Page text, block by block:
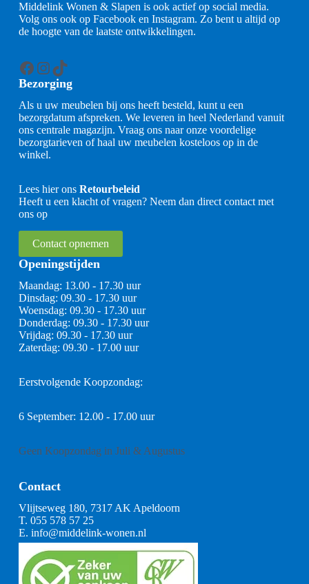
Middelink Wonen & Slapen is ook actief op social media.
Volg ons ook op Facebook en Instagram. Zo bent u altijd op
de hoogte van de laatste ontwikkelingen.
Facebook
Instagram
TikTok
Bezorging
Als u uw meubelen bij ons heeft besteld, kunt u een
bezorgdatum afspreken. We leveren in heel Nederland vanuit
ons centrale magazijn. Vraag ons naar onze voordelige
bezorgtarieven of haal uw meubelen kosteloos op in de
winkel.
Lees hier ons Retourbeleid
Heeft u een klacht of vragen? Neem dan direct contact met
ons op
Contact opnemen
Openingstijden
Maandag: 13.00 - 17.30 uur
Dinsdag: 09.30 - 17.30 uur
Woensdag: 09.30 - 17.30 uur
Donderdag: 09.30 - 17.30 uur
Vrijdag: 09.30 - 17.30 uur
Zaterdag: 09.30 - 17.00 uur
Eerstvolgende Koopzondag:
6 September: 12.00 - 17.00 uur
Geen Koopzondag in Juli & Augustus
Contact
Vlijtseweg 180, 7317 AK Apeldoorn
T. 055 578 57 25
E. info@middelink-wonen.nl